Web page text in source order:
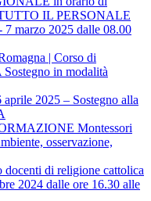
IL PERSONALE
marzo 2025 dalle 08.00
| Corso di
in modalità
2025 – Sostegno alla
Montessori
osservazione,
di religione cattolica
2024 dalle ore 16.30 alle